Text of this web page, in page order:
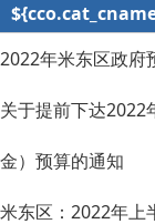
2022年米东区政府
关于提前下达2022
金）预算的通知
米东区：2022年上